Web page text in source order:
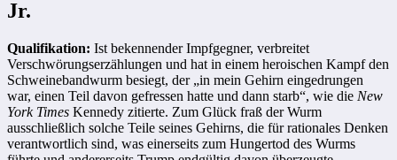
Jr.
Qualifikation: Ist bekennender Impfgegner, verbreitet
Verschwörungserzählungen und hat in einem heroischen Kampf den
Schweinebandwurm besiegt, der „in mein Gehirn eingedrungen
war, einen Teil davon gefressen hatte und dann starb“, wie die New
York Times Kennedy zitierte. Zum Glück fraß der Wurm
ausschließlich solche Teile seines Gehirns, die für rationales Denken
verantwortlich sind, was einerseits zum Hungertod des Wurms